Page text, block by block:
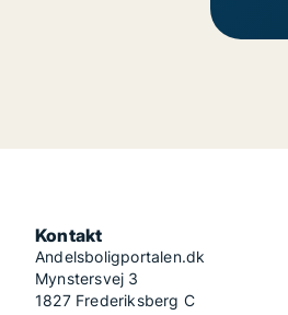
Kontakt
Andelsboligportalen.dk
Mynstersvej 3
1827 Frederiksberg C